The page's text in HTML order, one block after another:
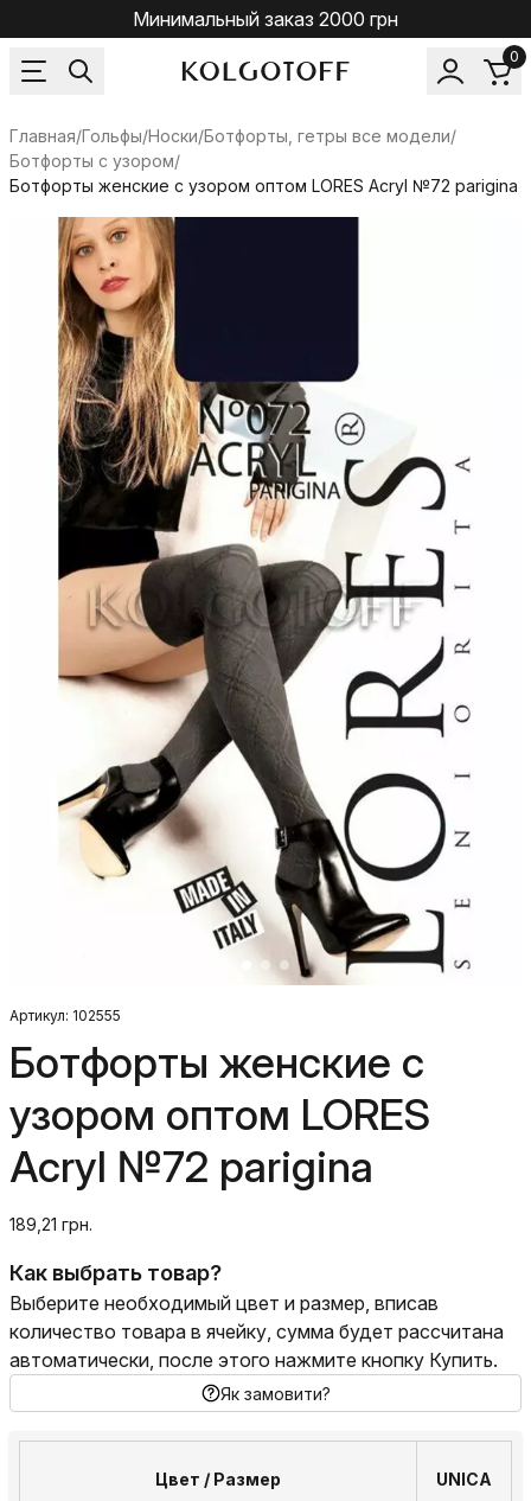
Минимальный заказ 2000 грн
0
Главная/Гольфы/Носки/Ботфорты, гетры все модели/
Ботфорты с узором/
Ботфорты женские с узором оптом LORES Acryl №72 parigina
Артикул: 102555
Ботфорты женские с
узором оптом LORES
Acryl №72 parigina
189,21 грн.
Как выбрать товар?
Выберите необходимый цвет и размер, вписав
количество товара в ячейку, сумма будет рассчитана
автоматически, после этого нажмите кнопку Купить.
Як замовити?
Цвет / Размер UNICA